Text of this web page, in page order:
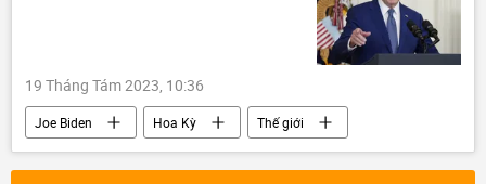
19 Tháng Tám 2023, 10:36
Joe Biden Hoa Kỳ
Thế giới
Xã hội
thăm dò Kinh tế